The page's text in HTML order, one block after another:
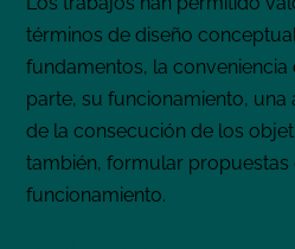
términos de diseño
fundamentos, la conveniencia
parte, su funcionamiento, una
de la consecución de los
también, formular propuestas
funcionamiento.